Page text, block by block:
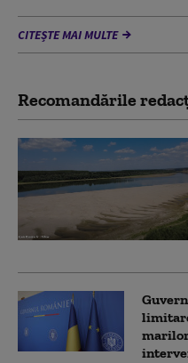
CITEȘTE MAI MULTE
Recomandările